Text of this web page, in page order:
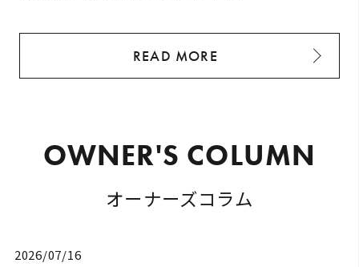
READ MORE
OWNER'S COLUMN
オーナーズコラム
2026/07/16